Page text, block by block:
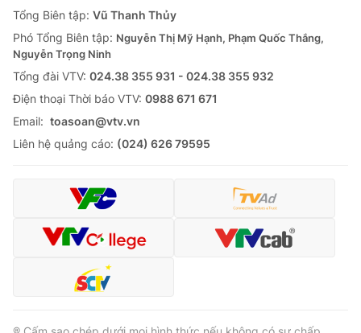
Tổng Biên tập: Vũ Thanh Thủy
Phó Tổng Biên tập: Nguyễn Thị Mỹ Hạnh, Phạm Quốc Thắng,
Nguyễn Trọng Ninh
Tổng đài VTV: 024.38 355 931 - 024.38 355 932
Ðiện thoại Thời báo VTV: 0988 671 671
Email: toasoan@vtv.vn
Liên hệ quảng cáo: (024) 626 79595